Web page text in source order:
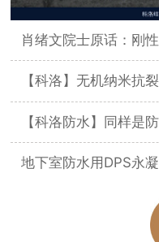
肖绪文院士原话：刚
【科洛】无机纳米抗
【科洛防水】同样是防
地下室防水用DPS永凝液